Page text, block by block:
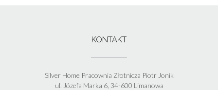
KONTAKT
Silver Home Pracownia Złotnicza Piotr Jonik
ul. Józefa Marka 6, 34-600 Limanowa